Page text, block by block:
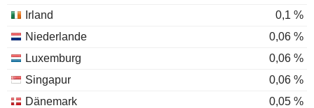
Irland
0,1 %
Niederlande
0,06 %
Luxemburg
0,06 %
Singapur
0,06 %
Dänemark
0,05 %